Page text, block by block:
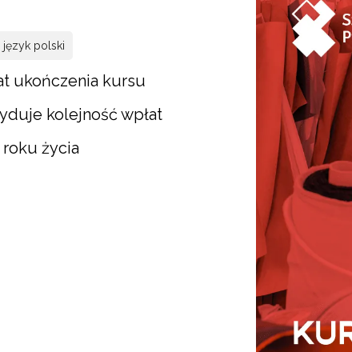
język polski
ukończenia kursu
kolejność wpłat
życia